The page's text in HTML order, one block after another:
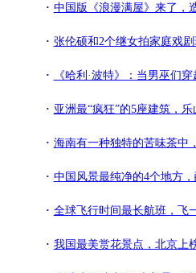
中国版《浪漫满屋》来了，造型土味且槽点密集，反被
张伦硕和2个继女拍家庭戏剧玩得嗨，爸爸性感有型女
《哈利·波特》：当男巫们穿起礼服时，秒变魔法界
亚洲最“疯狂”的5座建筑，乐山大佛上榜，看到泰
海南有一种独特的苦味茶中，春天开始就有新茶，过去
中国风景最纯净的4个地方，酷似人间仙境，让
全球飞行时间最长航班，飞一趟要19个小时，网友：
我国最美赏花景点，北京上榜，让人